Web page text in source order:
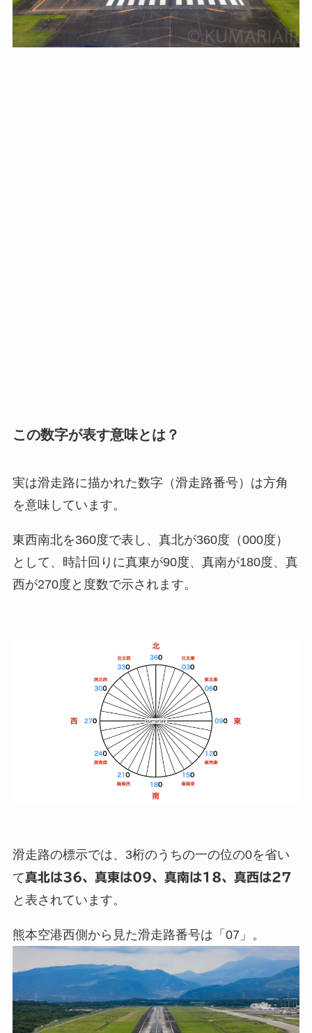
この数字が表す意味とは？
実は滑走路に描かれた数字（滑走路番号）は方角
を意味しています。
東西南北を360度で表し、真北が360度（000度）
として、時計回りに真東が90度、真南が180度、真
西が270度と度数で示されます。
滑走路の標示では、3桁のうちの一の位の0を省い
て真北は36、真東は09、真南は18、真西は27
と表されています。
熊本空港西側から見た滑走路番号は「07」。